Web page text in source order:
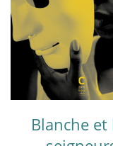
Blanche et